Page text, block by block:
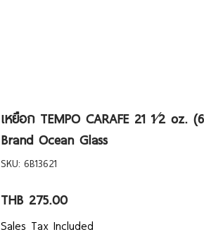
เหยือก TEMPO CARAFE 21 1⁄2 oz.
Brand Ocean Glass
SKU: 6B13621
THB 275.00Price
Sales Tax Included